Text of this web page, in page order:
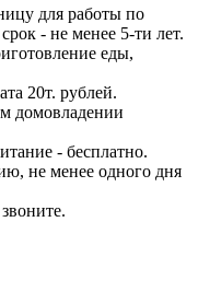
для работы по
- не менее 5-ти лет.
еды,
20т. рублей.
домовладении
- бесплатно.
не менее одного дня